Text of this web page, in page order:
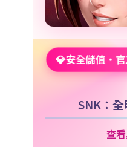
💎安全儲值・
SNK：
查